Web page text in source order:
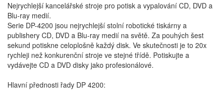
Nejrychlejší kancelářské stroje pro potisk a vypalování CD, DVD a
Blu-ray medií.
Serie DP-4200 jsou nejrychlejší stolní robotické tiskárny a
publishery CD, DVD a Blu-ray medií na světě. Za pouhých šest
sekund potiskne celoplošně každý disk. Ve skutečnosti je to 20x
rychleji než konkurenční stroje ve stejné třídě. Potiskujte a
vydávejte CD a DVD disky jako profesionálové.
Hlavní přednosti řady DP 4200: